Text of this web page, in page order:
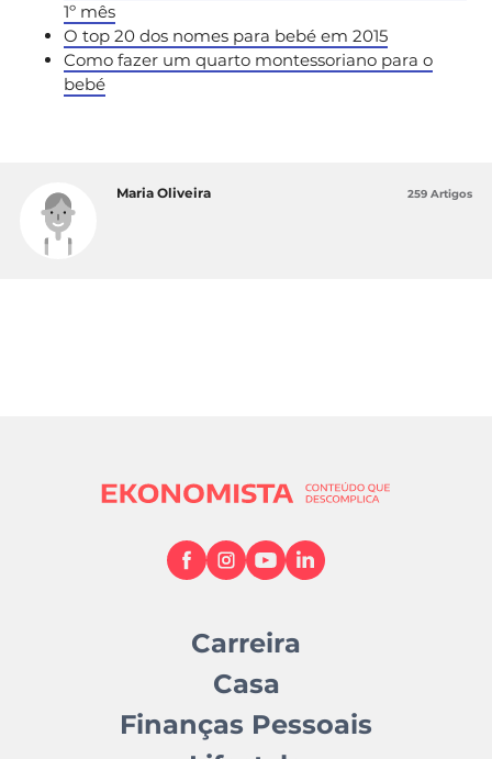
1º mês
O top 20 dos nomes para bebé em 2015
Como fazer um quarto montessoriano para o
bebé
Maria Oliveira 259 Artigos
Carreira
Casa
Finanças Pessoais